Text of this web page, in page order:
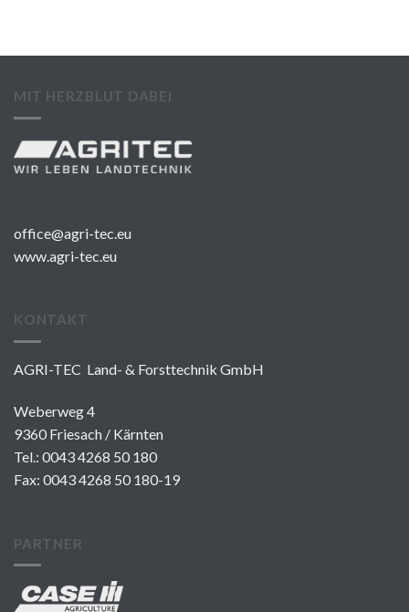
MIT HERZBLUT DABEI
office@agri-tec.eu
www.agri-tec.eu
KONTAKT
AGRI-TEC Land- & Forsttechnik GmbH
Weberweg 4
9360 Friesach / Kärnten
Tel.: 0043 4268 50 180
Fax: 0043 4268 50 180-19
PARTNER